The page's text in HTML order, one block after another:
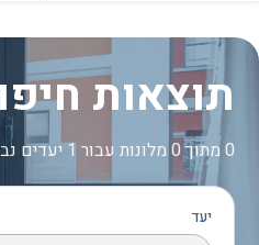
תוצאות
0 מתוך 0 מלונות עבור 1 יעדים נבחרו
יעד